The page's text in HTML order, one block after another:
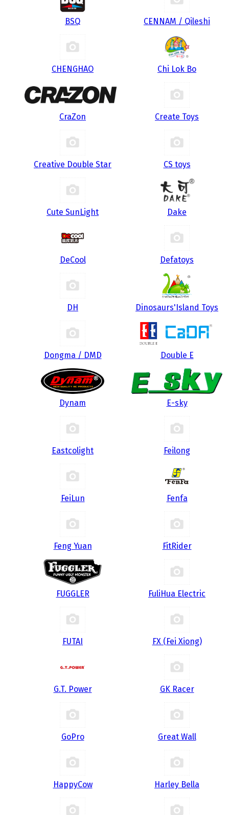
BSQ CENNAM / Qileshi
CHENGHAO Chi Lok Bo
CraZon Create Toys
Creative Double Star CS toys
Cute SunLight Dake
DeCool Defatoys
DH Dinosaurs'Island Toys
Dongma / DMD Double E
Dynam E-sky
Eastcolight Feilong
FeiLun Fenfa
Feng Yuan FitRider
FUGGLER FuliHua Electric
FUTAI FX (Fei Xiong)
G.T. Power GK Racer
GoPro Great Wall
HappyCow Harley Bella